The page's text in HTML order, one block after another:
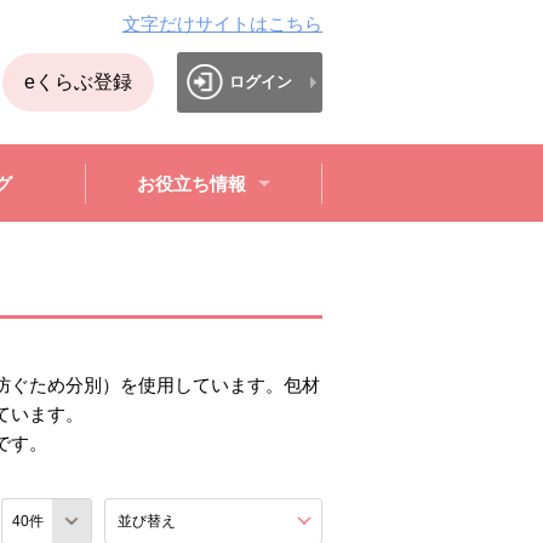
文字だけサイトはこちら
eくらぶ登録 ログイン
お役立ち情報
ぐため分別）を使用しています。包材
ます。
。
並び替え